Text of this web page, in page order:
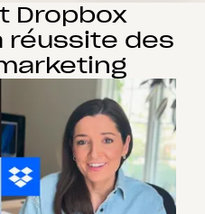
Dropbox
réussite des